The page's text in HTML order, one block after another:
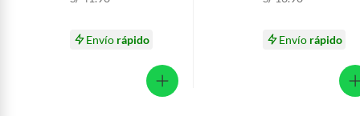
Envío rápido Envío rápido